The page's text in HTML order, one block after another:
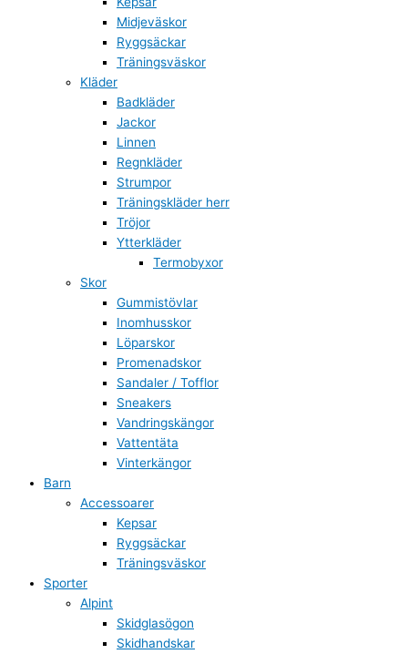
Midjeväskor
Ryggsäckar
Träningsväskor
Kläder
Badkläder
Jackor
Linnen
Regnkläder
Strumpor
Träningskläder herr
Tröjor
Ytterkläder
Termobyxor
Skor
Gummistövlar
Inomhusskor
Löparskor
Promenadskor
Sandaler / Tofflor
Sneakers
Vandringskängor
Vattentäta
Vinterkängor
Barn
Accessoarer
Kepsar
Ryggsäckar
Träningsväskor
Sporter
Alpint
Skidglasögon
Skidhandskar